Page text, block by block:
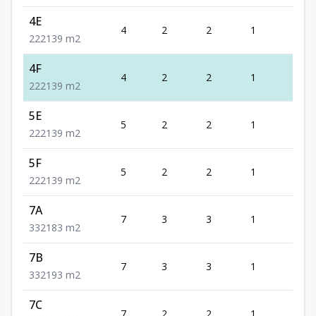
4E
222139 m2
4 2 2 1
4F
222139 m2
4 2 2 1
5E
222139 m2
5 2 2 1
5F
222139 m2
5 2 2 1
7A
332183 m2
7 3 3 1
7B
332193 m2
7 3 3 1
7C